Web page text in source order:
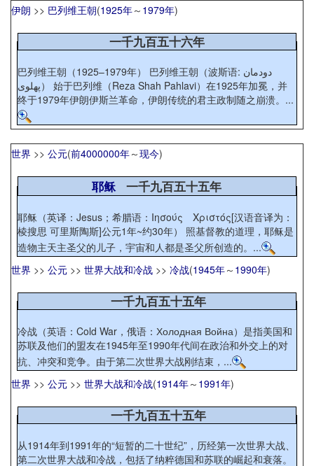
伊朗 >> 巴列维王朝(1925年～ 1979年)
一千九百五十六年
巴列维王朝（1925–1979年） 巴列维王朝（波斯语: دودمان
پهلوی） 始于巴列维（Reza Shah Pahlavi）在1925年加冕，并
终于1979年伊朗伊斯兰革命，伊朗传统的君主政制随之崩溃。...
世界 >> 公元(前4000000年～现今)
耶稣一千九百五十五年
耶稣（英译：Jesus；希腊语：Ιησούς Χριστός[汉语音译为：
棱搜思 可里斯陶斯]公元1年~约30年） 照基督教的道理，耶稣是
造物主天主圣父的儿子，宇宙和人都是圣父所创造的。...
世界 >> 公元 >> 世界大战和冷战 >> 冷战(1945年～ 1990年)
一千九百五十五年
冷战（英语：Cold War，俄语：Холодная Война）是指美国和
苏联及他们的盟友在1945年至1990年代间在政治和外交上的对
抗、冲突和竞争。由于第二次世界大战刚结束，...
世界 >> 公元 >> 世界大战和冷战(1914年～ 1991年)
一千九百五十五年
从1914年到1991年的“短暂的二十世纪”，历经第一次世界大战、
第二次世界大战和冷战，包括了纳粹德国和苏联的崛起和衰落。